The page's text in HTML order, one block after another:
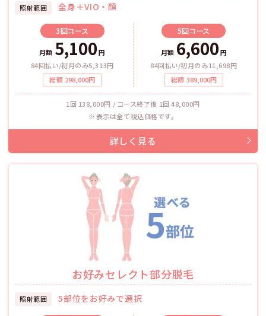
照射範囲 全身＋VIO・顔
3回コース
月額 5,100 円
84回払い/初月のみ5,313円
総額 298,000円
5回コース
月額 6,600円
84回払い/初月のみ11,698円
総額 389,000円
1回 138,000円 / コース終了後 1回 48,000円
表示は全て税込価格です。
お好みセレクト部分脱毛
照射範囲 5部位をお好みで選択